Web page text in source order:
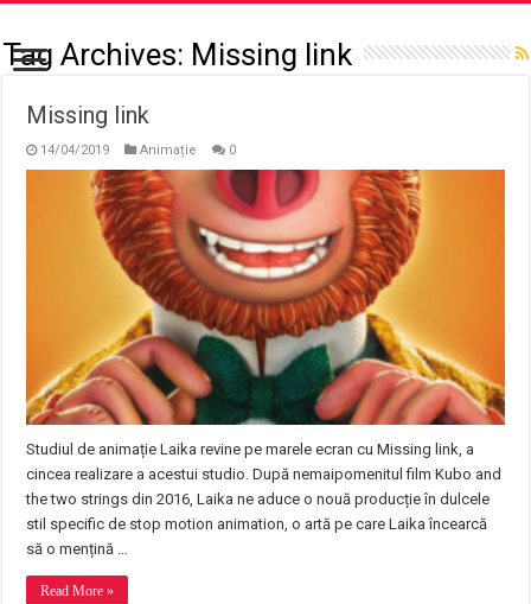
Tag Archives: Missing link
Missing link
14/04/2019 Animație 0
Studiul de animație Laika revine pe marele ecran cu Missing link, a
cincea realizare a acestui studio. După nemaipomenitul film Kubo and
the two strings din 2016, Laika ne aduce o nouă producție în dulcele
stil specific de stop motion animation, o artă pe care Laika încearcă
să o mențină …
Read More »